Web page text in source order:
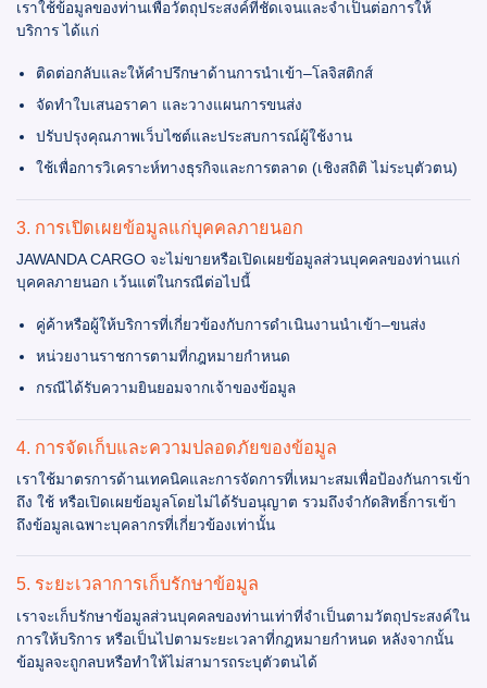
เราใช้ข้อมูลของท่านเพื่อวัตถุประสงค์ที่ชัดเจนและจำเป็นต่อการให้
บริการ ได้แก่
ติดต่อกลับและให้คำปรึกษาด้านการนำเข้า–โลจิสติกส์
จัดทำใบเสนอราคา และวางแผนการขนส่ง
ปรับปรุงคุณภาพเว็บไซต์และประสบการณ์ผู้ใช้งาน
ใช้เพื่อการวิเคราะห์ทางธุรกิจและการตลาด (เชิงสถิติ ไม่ระบุตัวตน)
3. การเปิดเผยข้อมูลแก่บุคคลภายนอก
JAWANDA CARGO จะไม่ขายหรือเปิดเผยข้อมูลส่วนบุคคลของท่านแก่
บุคคลภายนอก เว้นแต่ในกรณีต่อไปนี้
คู่ค้าหรือผู้ให้บริการที่เกี่ยวข้องกับการดำเนินงานนำเข้า–ขนส่ง
หน่วยงานราชการตามที่กฎหมายกำหนด
กรณีได้รับความยินยอมจากเจ้าของข้อมูล
4. การจัดเก็บและความปลอดภัยของข้อมูล
เราใช้มาตรการด้านเทคนิคและการจัดการที่เหมาะสมเพื่อป้องกันการเข้า
ถึง ใช้ หรือเปิดเผยข้อมูลโดยไม่ได้รับอนุญาต รวมถึงจำกัดสิทธิ์การเข้า
ถึงข้อมูลเฉพาะบุคลากรที่เกี่ยวข้องเท่านั้น
5. ระยะเวลาการเก็บรักษาข้อมูล
เราจะเก็บรักษาข้อมูลส่วนบุคคลของท่านเท่าที่จำเป็นตามวัตถุประสงค์ใน
การให้บริการ หรือเป็นไปตามระยะเวลาที่กฎหมายกำหนด หลังจากนั้น
ข้อมูลจะถูกลบหรือทำให้ไม่สามารถระบุตัวตนได้